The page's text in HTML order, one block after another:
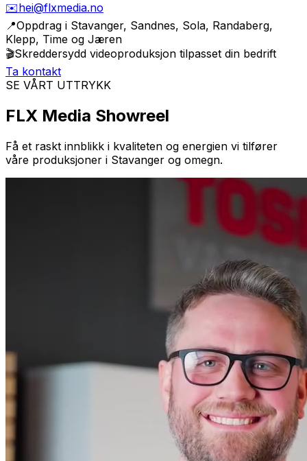
✉️hei@flxmedia.no
📍Oppdrag i Stavanger, Sandnes, Sola, Randaberg,
Klepp, Time og Jæren
🎬Skreddersydd videoproduksjon tilpasset din bedrift
Ta kontakt
SE VÅRT UTTRYKK
FLX Media Showreel
Få et raskt innblikk i kvaliteten og energien vi tilfører
våre produksjoner i Stavanger og omegn.